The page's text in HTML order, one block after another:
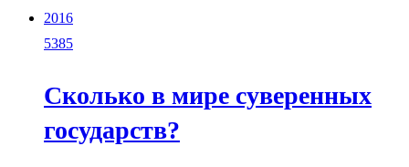
2016
5385
Сколько в мире суверенных
государств?